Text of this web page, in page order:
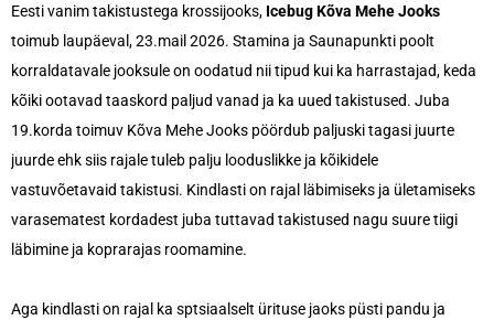
Eesti vanim takistustega krossijooks, Icebug Kõva Mehe Jooks
toimub laupäeval, 23.mail 2026. Stamina ja Saunapunkti poolt
korraldatavale jooksule on oodatud nii tipud kui ka harrastajad, keda
kõiki ootavad taaskord paljud vanad ja ka uued takistused. Juba
19.korda toimuv Kõva Mehe Jooks pöördub paljuski tagasi juurte
juurde ehk siis rajale tuleb palju looduslikke ja kõikidele
vastuvõetavaid takistusi. Kindlasti on rajal läbimiseks ja ületamiseks
varasematest kordadest juba tuttavad takistused nagu suure tiigi
läbimine ja koprarajas roomamine.
Aga kindlasti on rajal ka sptsiaalselt ürituse jaoks püsti pandu ja